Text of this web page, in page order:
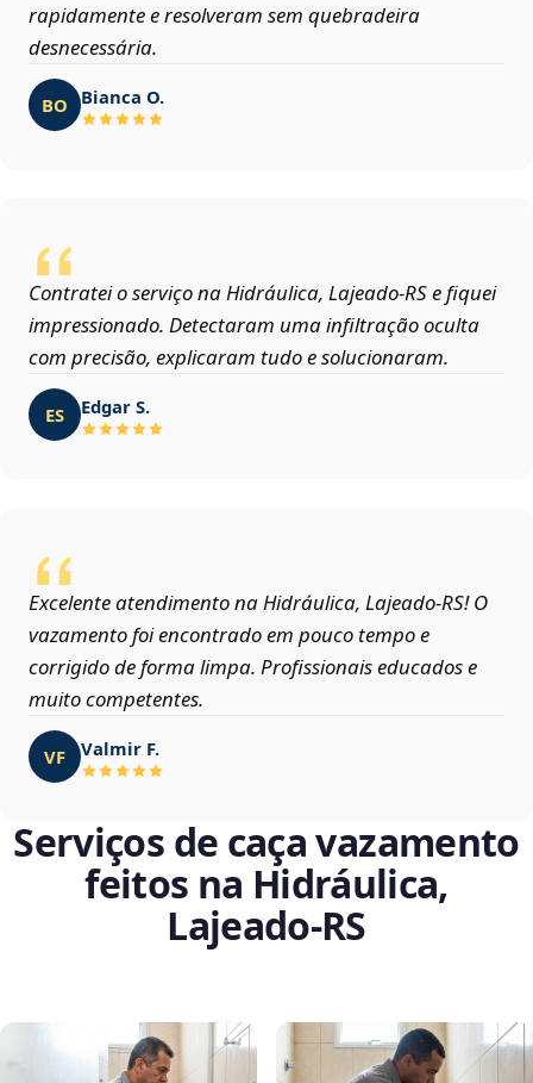
rapidamente e resolveram sem quebradeira
desnecessária.
BO Bianca O.
Contratei o serviço na Hidráulica, Lajeado‑RS e fiquei
impressionado. Detectaram uma infiltração oculta
com precisão, explicaram tudo e solucionaram.
ES Edgar S.
Excelente atendimento na Hidráulica, Lajeado‑RS! O
vazamento foi encontrado em pouco tempo e
corrigido de forma limpa. Profissionais educados e
muito competentes.
VF Valmir F.
Serviços de caça vazamento
feitos na Hidráulica,
Lajeado‑RS